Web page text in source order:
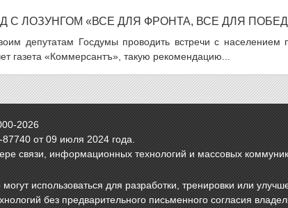
ЛОЗУНГОМ «ВСЕ ДЛЯ ФРОНТА, ВСЕ ДЛЯ
депутатам Госдумы проводить встречи с населением
газета «Коммерсантъ», такую рекомендацию...
2026
от 09 июля 2024 года.
связи, информационных технологий и массовых
использоваться для разработки, тренировки или
без предварительного письменного согласия